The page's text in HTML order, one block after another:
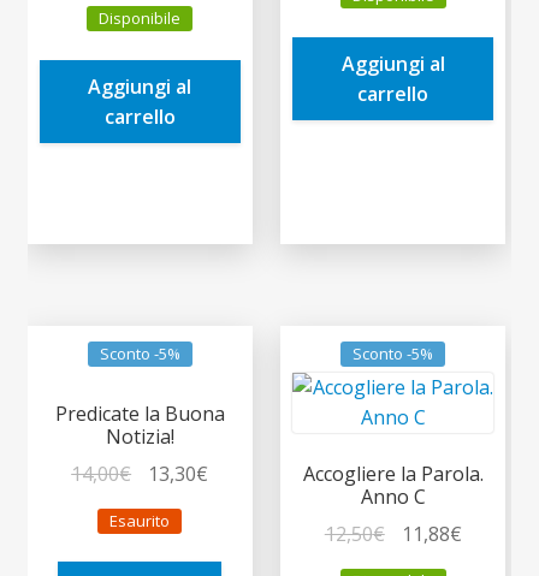
originale
era:
13,00€.
è:
Disponibile
Aggiungi al
carrello
originale
era:
12,00€.
è:
Aggiungi al
carrello
Sconto -5%
Predicate la Buona
Notizia!
14,00€
prezzo
originale
era:
13,30€
è:
Esaurito
Sconto -5%
Accogliere la Parola.
Anno C
12,50€
prezzo
11,88€Il